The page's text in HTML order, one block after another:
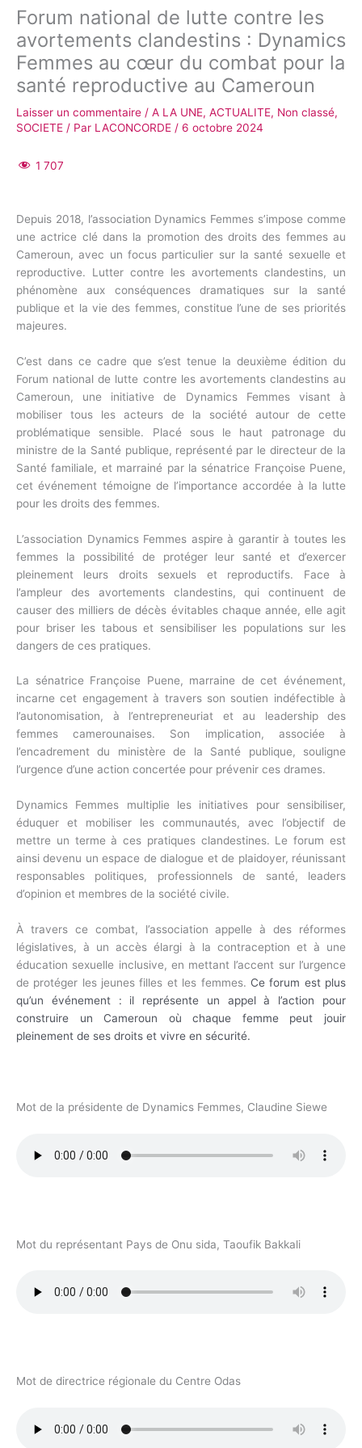
Forum national de lutte contre les
avortements clandestins : Dynamics
Femmes au cœur du combat pour la
santé reproductive au Cameroun
Laisser un commentaire / A LA UNE, ACTUALITE, Non classé,
SOCIETE / Par LACONCORDE / 6 octobre 2024
1 707
Depuis 2018, l’association Dynamics Femmes s’impose comme
une actrice clé dans la promotion des droits des femmes au
Cameroun, avec un focus particulier sur la santé sexuelle et
reproductive. Lutter contre les avortements clandestins, un
phénomène aux conséquences dramatiques sur la santé
publique et la vie des femmes, constitue l’une de ses priorités
majeures.
C’est dans ce cadre que s’est tenue la deuxième édition du
Forum national de lutte contre les avortements clandestins au
Cameroun, une initiative de Dynamics Femmes visant à
mobiliser tous les acteurs de la société autour de cette
problématique sensible. Placé sous le haut patronage du
ministre de la Santé publique, représenté par le directeur de la
Santé familiale, et marrainé par la sénatrice Françoise Puene,
cet événement témoigne de l’importance accordée à la lutte
pour les droits des femmes.
L’association Dynamics Femmes aspire à garantir à toutes les
femmes la possibilité de protéger leur santé et d’exercer
pleinement leurs droits sexuels et reproductifs. Face à
l’ampleur des avortements clandestins, qui continuent de
causer des milliers de décès évitables chaque année, elle agit
pour briser les tabous et sensibiliser les populations sur les
dangers de ces pratiques.
La sénatrice Françoise Puene, marraine de cet événement,
incarne cet engagement à travers son soutien indéfectible à
l’autonomisation, à l’entrepreneuriat et au leadership des
femmes camerounaises. Son implication, associée à
l’encadrement du ministère de la Santé publique, souligne
l’urgence d’une action concertée pour prévenir ces drames.
Dynamics Femmes multiplie les initiatives pour sensibiliser,
éduquer et mobiliser les communautés, avec l’objectif de
mettre un terme à ces pratiques clandestines. Le forum est
ainsi devenu un espace de dialogue et de plaidoyer, réunissant
responsables politiques, professionnels de santé, leaders
d’opinion et membres de la société civile.
À travers ce combat, l’association appelle à des réformes
législatives, à un accès élargi à la contraception et à une
éducation sexuelle inclusive, en mettant l’accent sur l’urgence
de protéger les jeunes filles et les femmes. Ce forum est plus
qu’un événement : il représente un appel à l’action pour
construire un Cameroun où chaque femme peut jouir
pleinement de ses droits et vivre en sécurité.
Mot de la présidente de Dynamics Femmes, Claudine Siewe
Mot du représentant Pays de Onu sida, Taoufik Bakkali
Mot de directrice régionale du Centre Odas